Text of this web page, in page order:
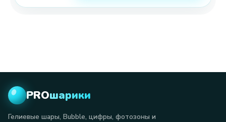
PROшарики
Гелиевые шары, Bubble, цифры, фотозоны и